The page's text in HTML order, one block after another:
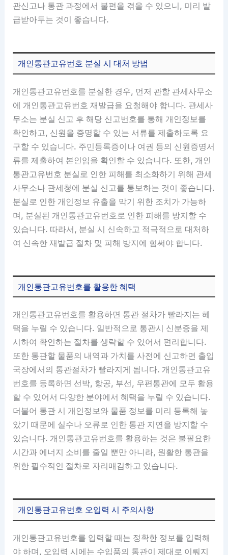
관신고나 통관 과정에서 불편을 겪을 수 있으니, 미리 발
급받아두는 것이 좋습니다.
개인통관고유번호 분실 시 대처 방법
개인통관고유번호를 분실한 경우, 먼저 관할 관세사무소
에 개인통관고유번호 재발급을 요청해야 합니다. 관세사
무소는 분실 신고 후 해당 신고번호를 통해 개인정보를
확인하고, 신원을 증명할 수 있는 서류를 제출하도록 요
구할 수 있습니다. 주민등록증이나 여권 등의 신원증명서
류를 제출하여 본인임을 확인할 수 있습니다. 또한, 개인
통관고유번호 분실로 인한 피해를 최소화하기 위해 관세
사무소나 관세청에 분실 신고를 통보하는 것이 좋습니다.
분실로 인한 개인정보 유출을 막기 위한 조치가 가능하
며, 분실된 개인통관고유번호로 인한 피해를 방지할 수
있습니다. 따라서, 분실 시 신속하고 적극적으로 대처하
여 신속한 재발급 절차 및 피해 방지에 힘써야 합니다.
개인통관고유번호를 활용한 혜택
개인통관고유번호를 활용하면 통관 절차가 빨라지는 혜
택을 누릴 수 있습니다. 일반적으로 통관시 신분증을 제
시하여 확인하는 절차를 생략할 수 있어서 편리합니다.
또한 통관할 물품의 내역과 가치를 사전에 신고하면 출입
국장에서의 통관절차가 빨라지게 됩니다. 개인통관고유
번호를 등록하면 선박, 항공, 부선, 우편통관에 모두 활용
할 수 있어서 다양한 분야에서 혜택을 누릴 수 있습니다.
더불어 통관 시 개인정보와 물품 정보를 미리 등록해 놓
았기 때문에 실수나 오류로 인한 통관 지연을 방지할 수
있습니다. 개인통관고유번호를 활용하는 것은 불필요한
시간과 에너지 소비를 줄일 뿐만 아니라, 원활한 통관을
위한 필수적인 절차로 자리매김하고 있습니다.
개인통관고유번호 오입력 시 주의사항
개인통관고유번호를 입력할 때는 정확한 정보를 입력해
야 하며, 오입력 시에는 수입품의 통관이 제대로 이뤄지